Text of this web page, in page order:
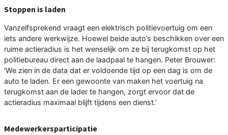
Stoppen is laden
Vanzelfsprekend vraagt een elektrisch politievoertuig om een
iets andere werkwijze. Hoewel beide auto’s beschikken over een
ruime actieradius is het wenselijk om ze bij terugkomst op het
politiebureau direct aan de laadpaal te hangen. Peter Brouwer:
‘We zien in de data dat er voldoende tijd op een dag is om de
auto te laden. Er een gewoonte van maken het voertuig na
terugkomst aan de lader te hangen, zorgt ervoor dat de
actieradius maximaal blijft tijdens een dienst.’
Medewerkersparticipatie